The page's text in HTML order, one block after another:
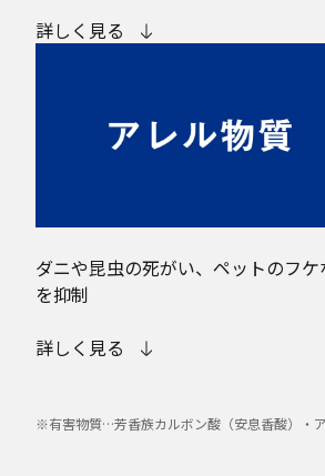
詳しく見る
ダニや昆虫の死がい、ペットのフケ
を抑制
詳しく見る
※有害物質…芳香族カルボン酸（安息香酸）・ア